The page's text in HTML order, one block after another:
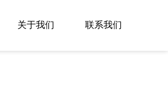
关于我们 联系我们